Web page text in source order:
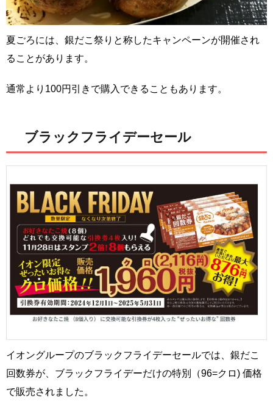
夏ごろには、銀だこ祭りと称したキャンペーンが開催され
ることがあります。
通常より100円引きで購入できることもあります。
ブラックフライデーセール
イオングループのブラックフライデーセールでは、銀だこ
回数券が、ブラックフライデーだけの特別（96=クロ) 価格
で販売されました。